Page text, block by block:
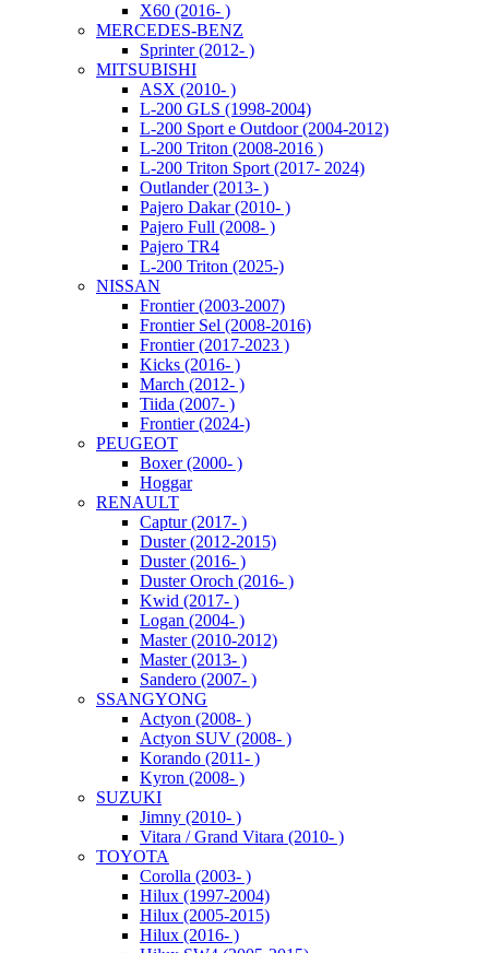
X60 (2016- )
MERCEDES-BENZ
Sprinter (2012- )
MITSUBISHI
ASX (2010- )
L-200 GLS (1998-2004)
L-200 Sport e Outdoor (2004-2012)
L-200 Triton (2008-2016 )
L-200 Triton Sport (2017- 2024)
Outlander (2013- )
Pajero Dakar (2010- )
Pajero Full (2008- )
Pajero TR4
L-200 Triton (2025-)
NISSAN
Frontier (2003-2007)
Frontier Sel (2008-2016)
Frontier (2017-2023 )
Kicks (2016- )
March (2012- )
Tiida (2007- )
Frontier (2024-)
PEUGEOT
Boxer (2000- )
Hoggar
RENAULT
Captur (2017- )
Duster (2012-2015)
Duster (2016- )
Duster Oroch (2016- )
Kwid (2017- )
Logan (2004- )
Master (2010-2012)
Master (2013- )
Sandero (2007- )
SSANGYONG
Actyon (2008- )
Actyon SUV (2008- )
Korando (2011- )
Kyron (2008- )
SUZUKI
Jimny (2010- )
Vitara / Grand Vitara (2010- )
TOYOTA
Corolla (2003- )
Hilux (1997-2004)
Hilux (2005-2015)
Hilux (2016- )